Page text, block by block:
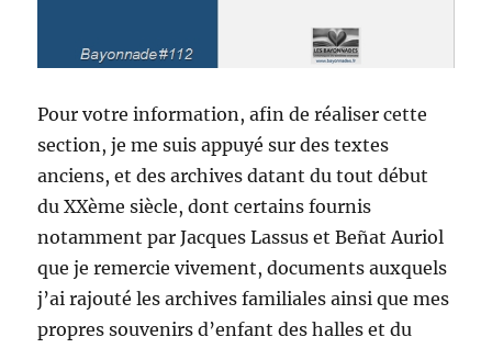
Pour votre information, afin de réaliser cette
section, je me suis appuyé sur des textes
anciens, et des archives datant du tout début
du XXème siècle, dont certains fournis
notamment par Jacques Lassus et Beñat Auriol
que je remercie vivement, documents auxquels
j’ai rajouté les archives familiales ainsi que mes
propres souvenirs d’enfant des halles et du